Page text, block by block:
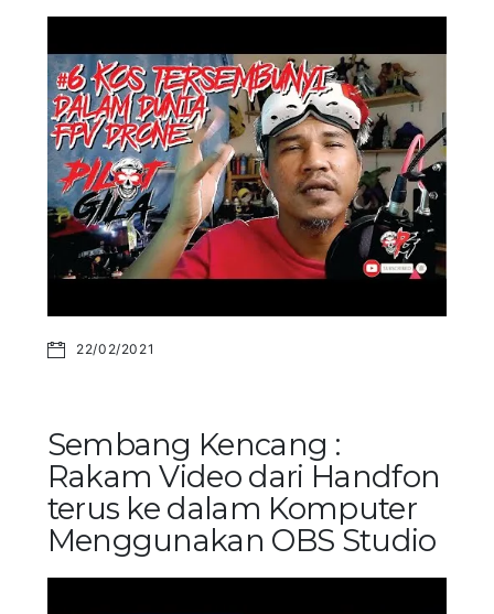
22/02/2021
Sembang Kencang :
Rakam Video dari Handfon
terus ke dalam Komputer
Menggunakan OBS Studio